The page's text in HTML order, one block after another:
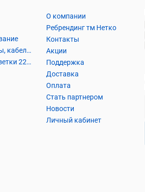
Шнуры и аксессуары, кабельные наконечники
Кабель силовой, розетки 220В, выключатели 220В, сетевые фильтры
О компании
Ребрендинг тм Нетко
Контакты
Акции
Поддержка
Доставка
Оплата
Стать партнером
Новости
Личный кабинет